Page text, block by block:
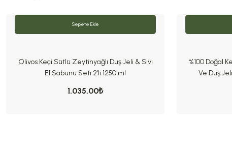
Sepete Ekle
Olivos Keçi Sütlü Zeytinyağlı Duş Jeli & Sıvı
El Sabunu Seti 2’li 1250 ml
1.035,00₺
%100 Doğal
Ve Duş